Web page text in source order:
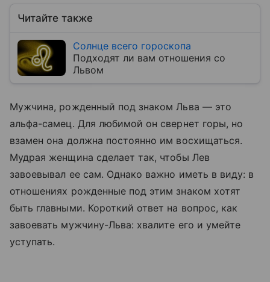
Читайте также
Солнце всего гороскопа
Подходят ли вам отношения со
Львом
Мужчина, рожденный под знаком Льва — это
альфа-самец. Для любимой он свернет горы, но
взамен она должна постоянно им восхищаться.
Мудрая женщина сделает так, чтобы Лев
завоевывал ее сам. Однако важно иметь в виду: в
отношениях рожденные под этим знаком хотят
быть главными. Короткий ответ на вопрос, как
завоевать мужчину-Льва: хвалите его и умейте
уступать.